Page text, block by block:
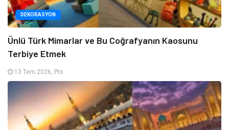
DEKORASYON
Ünlü Türk Mimarlar ve Bu Coğrafyanın Kaosunu
Terbiye Etmek
13 Tem 2026, Pts